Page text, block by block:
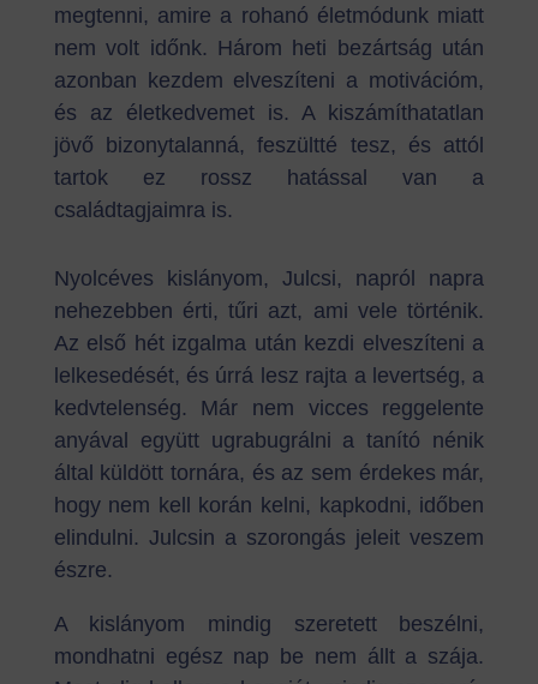
megtenni, amire a rohanó életmódunk miatt
nem volt időnk. Három heti bezártság után
azonban kezdem elveszíteni a motivációm,
és az életkedvemet is. A kiszámíthatatlan
jövő bizonytalanná, feszültté tesz, és attól
tartok ez rossz hatással van a
családtagjaimra is.
Nyolcéves kislányom, Julcsi, napról napra
nehezebben érti, tűri azt, ami vele történik.
Az első hét izgalma után kezdi elveszíteni a
lelkesedését, és úrrá lesz rajta a levertség, a
kedvtelenség. Már nem vicces reggelente
anyával együtt ugrabugrálni a tanító nénik
által küldött tornára, és az sem érdekes már,
hogy nem kell korán kelni, kapkodni, időben
elindulni. Julcsin a szorongás jeleit veszem
észre.
A kislányom mindig szeretett beszélni,
mondhatni egész nap be nem állt a szája.